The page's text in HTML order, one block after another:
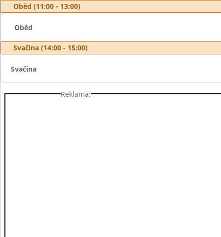
Oběd (11:00 - 13:00)
Oběd
Svačina (14:00 - 15:00)
Svačina
Reklama: